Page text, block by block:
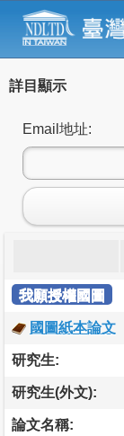
詳目顯示
Email地址:
我願授權國圖
國圖紙本論文
研究生:
研究生(外文):
論文名稱: